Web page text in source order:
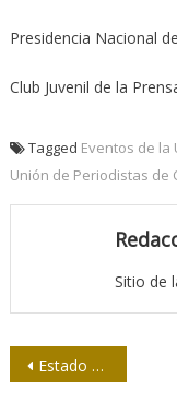
Presidencia Nacional
Club Juvenil de la
Tagged Eventos de la
Unión de Periodistas de
Sitio de
Navegación
Estado cubano financiará al 50% precios de materiales a damnificados por huracán